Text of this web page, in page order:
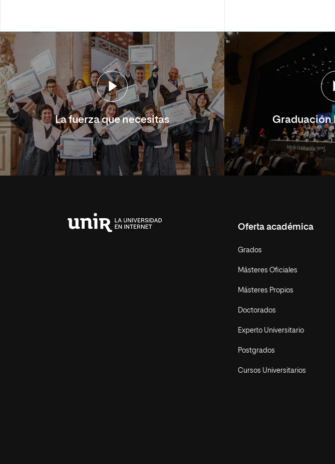
La fuerza que necesitas Graduación
Oferta académica
Grados
Másteres Oficiales
Másteres Propios
Doctorados
Experto Universitario
Postgrados
Cursos Universitarios